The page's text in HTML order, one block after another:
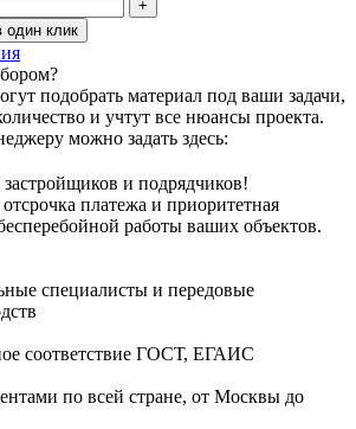
один клик
подобрать материал под ваши задачи,
и учтут все нюансы проекта.
можно задать здесь:
и подрядчиков!
платежа и приоритетная
работы ваших объектов.
специалисты и передовые
соответствие ГОСТ, ЕГАИС
по всей стране, от Москвы до